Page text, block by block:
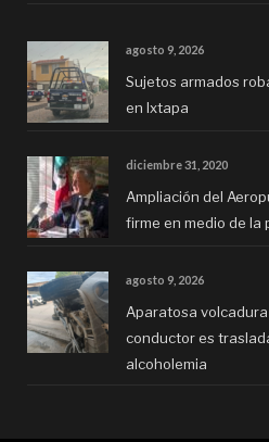
agosto 9, 2026
Sujetos armados
en Ixtapa
diciembre 31, 2020
Ampliación del
firme en medio de la
agosto 9, 2026
Aparatosa volcadura
conductor es
alcoholemia